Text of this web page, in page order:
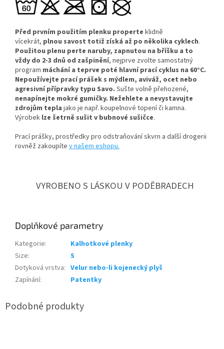
Před prvním použitím plenku properte klidně
vícekrát, plnou savost totiž získá až po několika cyklech.
Použitou plenu perte naruby, zapnutou na bříšku a to
vždy do 2-3 dnů od zašpinění, nejprve zvolte samostatný
program máchání a teprve poté hlavní prací cyklus na 60°C.
Nepoužívejte prací prášek s mýdlem, aviváž, ocet nebo
agresivní přípravky typu Savo. Sušte volně přehozené,
nenapínejte mokré gumičky. Nežehlete a nevystavujte
zdrojům tepla jako je např. koupelnové topení či kamna.
Výrobek lze šetrně sušit v bubnové sušičce.
Prací prášky, prostředky pro odstraňování skvrn a další drogerii
rovněž zakoupíte v našem eshopu.
VYROBENO S LÁSKOU V PODĚBRADECH
Doplňkové parametry
Kategorie:
Kalhotkové plenky
Size:
S
Dotyková vrstva: Velur nebo-li kojenecký plyš
Zapínání: Patentky